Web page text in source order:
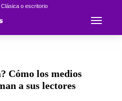
Clásica o escritorio
Toggle
Cómo los medios
a sus lectores